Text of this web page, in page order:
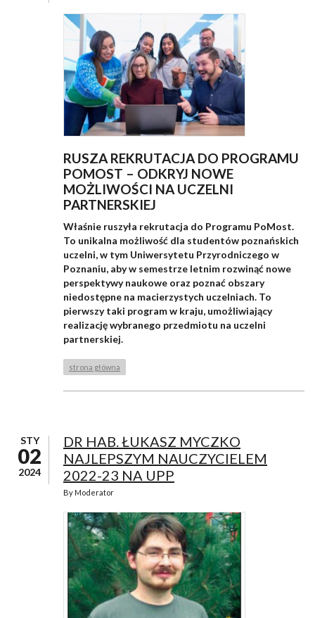
RUSZA REKRUTACJA DO PROGRAMU
POMOST – ODKRYJ NOWE
MOŻLIWOŚCI NA UCZELNI
PARTNERSKIEJ
Właśnie ruszyła rekrutacja do Programu PoMost.
To unikalna możliwość dla studentów poznańskich
uczelni, w tym Uniwersytetu Przyrodniczego w
Poznaniu, aby w semestrze letnim rozwinąć nowe
perspektywy naukowe oraz poznać obszary
niedostępne na macierzystych uczelniach. To
pierwszy taki program w kraju, umożliwiający
realizację wybranego przedmiotu na uczelni
partnerskiej.
strona główna
STY
02
2024
DR HAB. ŁUKASZ MYCZKO
NAJLEPSZYM NAUCZYCIELEM
2022-23 NA UPP
By Moderator